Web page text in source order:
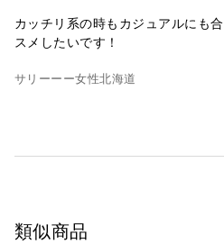
カッチリ系の時もカジュアルにも
スメしたいです！
サリーーー女性北海道
類似商品